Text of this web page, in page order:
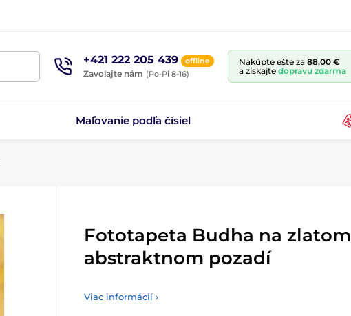
+421 222 205 439 offline
Zavolajte nám (Po-Pi 8-16)
Nakúpte ešte za 88,00 €
a získajte dopravu zdarma
Maľovanie podľa čísiel
Fototapeta Budha na zlatom
abstraktnom pozadí
Viac informácií ›